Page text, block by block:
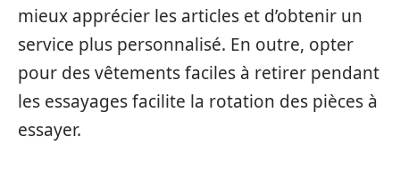
mieux apprécier les articles et d’obtenir un
service plus personnalisé. En outre, opter
pour des vêtements faciles à retirer pendant
les essayages facilite la rotation des pièces à
essayer.